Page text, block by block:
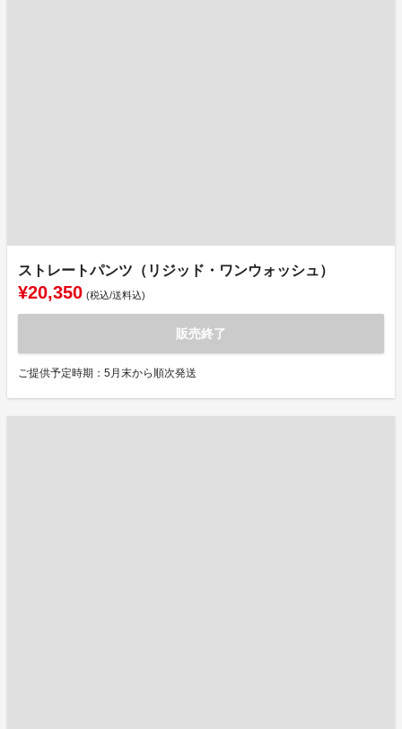
ストレートパンツ（リジッド・ワンウォッシュ）
¥20,350 (税込/送料込)
販売終了
ご提供予定時期：5月末から順次発送